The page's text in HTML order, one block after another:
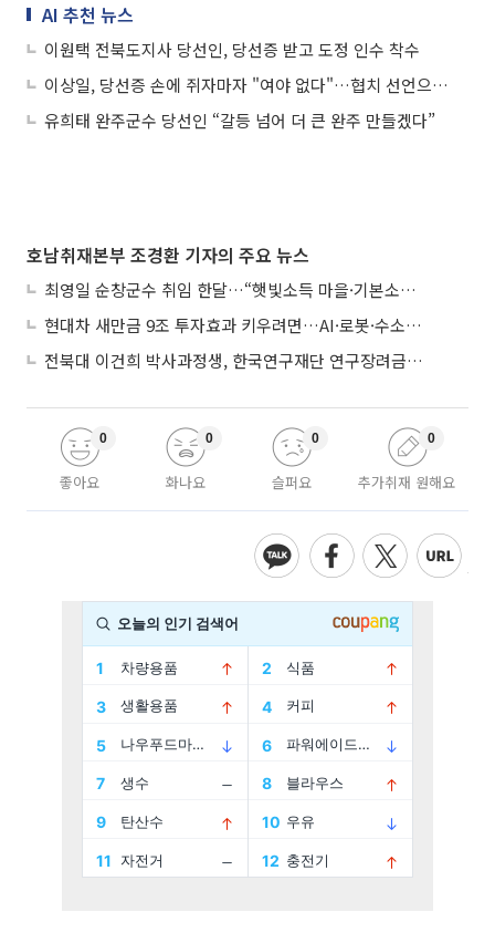
AI 추천 뉴스
이원택 전북도지사 당선인, 당선증 받고 도정 인수 착수
이상일, 당선증 손에 쥐자마자 "여야 없다"…협치 선언으로 민선 9기 포문
유희태 완주군수 당선인 “갈등 넘어 더 큰 완주 만들겠다”
호남취재본부 조경환 기자의 주요 뉴스
최영일 순창군수 취임 한달…“햇빛소득 마을·기본소득으로 청년 머무는 순창 만들 것"
현대차 새만금 9조 투자효과 키우려면…AI·로봇·수소 공공기관 집적화 시급
전북대 이건희 박사과정생, 한국연구재단 연구장려금 선정
좋아요
0
화나요
0
슬퍼요
0
추가취재 원해요
0